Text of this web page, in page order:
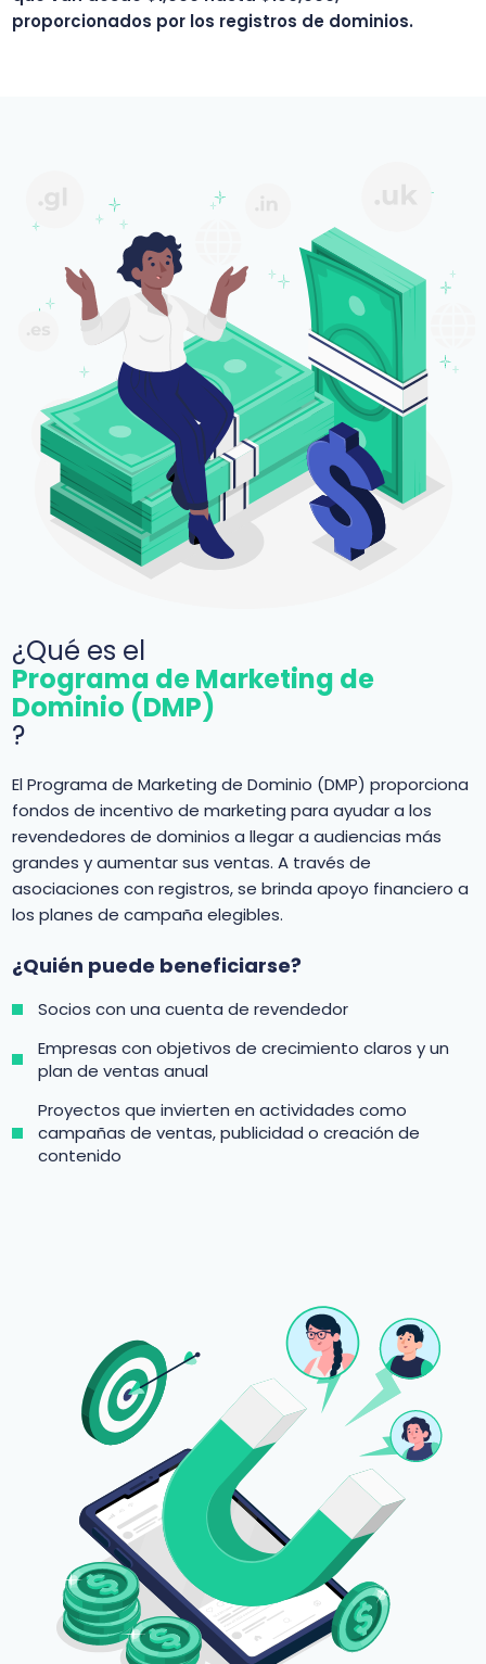
proporcionados por los registros de dominios.
¿Qué es el
Programa de Marketing de
Dominio (DMP)
?
El Programa de Marketing de Dominio (DMP) proporciona
fondos de incentivo de marketing para ayudar a los
revendedores de dominios a llegar a audiencias más
grandes y aumentar sus ventas. A través de
asociaciones con registros, se brinda apoyo financiero a
los planes de campaña elegibles.
¿Quién puede beneficiarse?
Socios con una cuenta de revendedor
Empresas con objetivos de crecimiento claros y un
plan de ventas anual
Proyectos que invierten en actividades como
campañas de ventas, publicidad o creación de
contenido